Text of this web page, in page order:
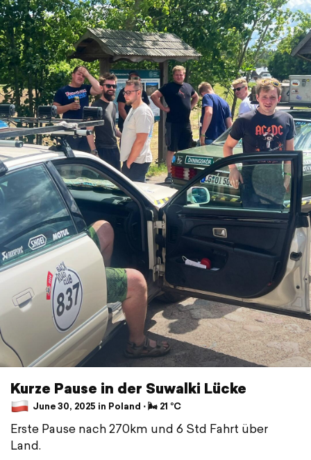
Kurze Pause in der Suwalki Lücke
June 30, 2025 in Poland ⋅ 🌬 21 °C
Erste Pause nach 270km und 6 Std Fahrt über
Land.